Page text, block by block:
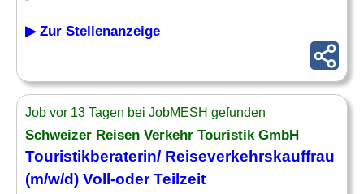
▶ Zur Stellenanzeige
Job vor 13 Tagen bei JobMESH gefunden
Schweizer Reisen Verkehr Touristik GmbH
Touristikberaterin/ Reiseverkehrskauffrau
(m/w/d) Voll-oder Teilzeit